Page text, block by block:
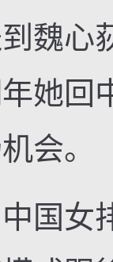
魏心
她回
会。
女